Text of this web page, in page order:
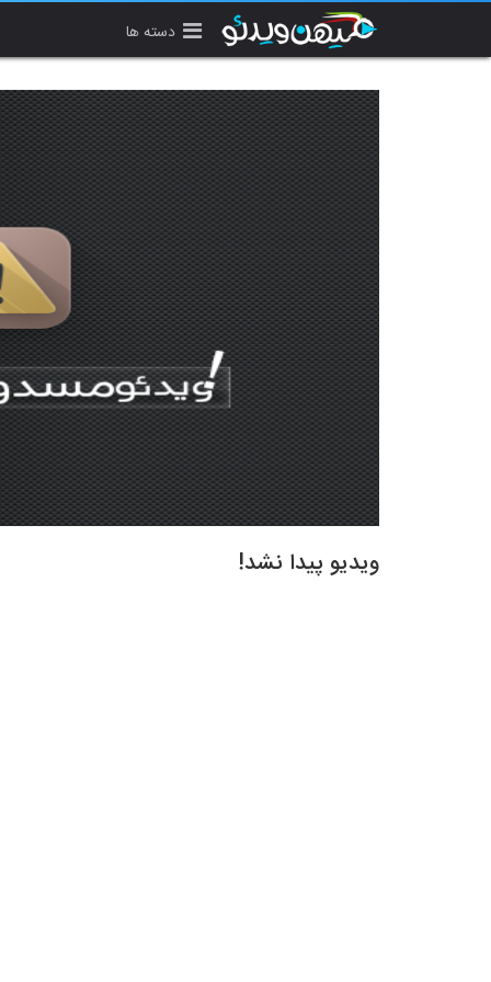
دسته ها
ویدیو پیدا نشد!